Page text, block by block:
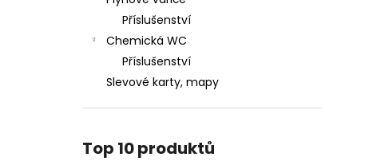
Příslušenství
Chemická WC
Příslušenství
Slevové karty, mapy
Top 10 produktů